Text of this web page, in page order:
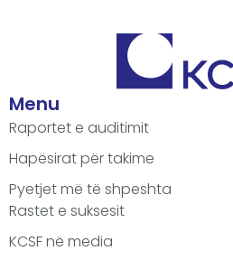
Menu
Raportet e auditimit
Hapësirat për takime
Pyetjet më të shpeshta
Rastet e suksesit
KCSF në media